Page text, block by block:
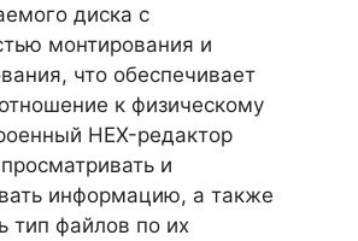
диска с
монтирования и
что обеспечивает
к физическому
HEX-редактор
и
информацию, а также
тип файлов по их